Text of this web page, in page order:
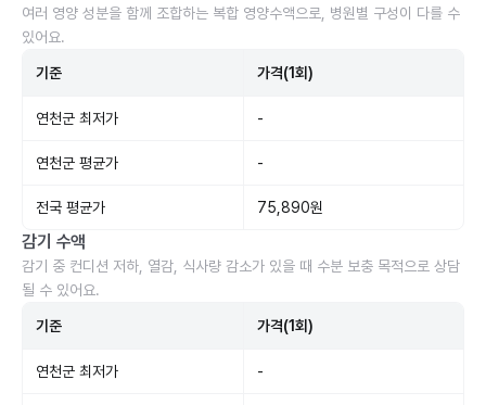
여러 영양 성분을 함께 조합하는 복합 영양수액으로, 병원별 구성이 다를 수
있어요.
기준 가격(1회)
연천군 최저가 -
연천군 평균가 -
전국 평균가 75,890원
감기 수액
감기 중 컨디션 저하, 열감, 식사량 감소가 있을 때 수분 보충 목적으로 상담
될 수 있어요.
기준 가격(1회)
연천군 최저가 -